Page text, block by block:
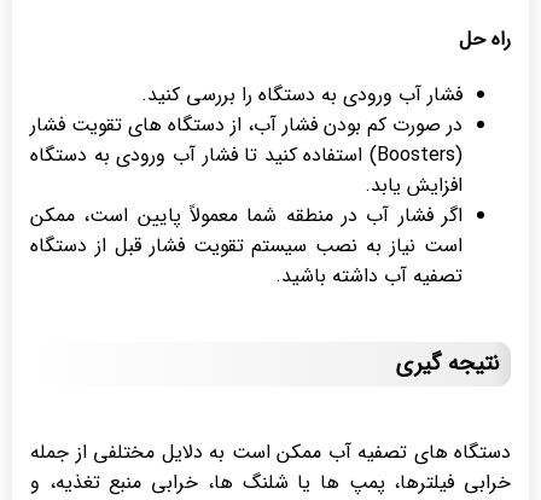
راه حل
فشار آب ورودی به دستگاه را بررسی کنید.
در صورت کم بودن فشار آب، از دستگاه های تقویت فشار
(Boosters) استفاده کنید تا فشار آب ورودی به دستگاه
افزایش یابد.
اگر فشار آب در منطقه شما معمولاً پایین است، ممکن
است نیاز به نصب سیستم تقویت فشار قبل از دستگاه
تصفیه آب داشته باشید.
نتیجه گیری
دستگاه های تصفیه آب ممکن است به دلایل مختلفی از جمله
خرابی فیلترها، پمپ ها یا شلنگ ها، خرابی منبع تغذیه، و